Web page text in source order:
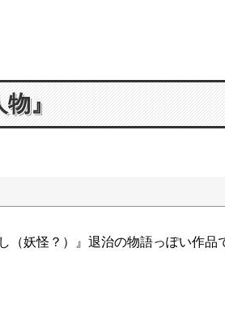
物』
（妖怪？）』退治の物語っぽい作品